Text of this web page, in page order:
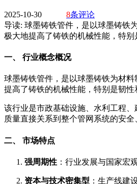
2025-10-30 8条评论
导读: 球墨铸铁管件，是以球墨铸铁
极大地提高了铸铁的机械性能，特别
一、 行业概念概况
球墨铸铁管件，是以球墨铸铁为材
提高了铸铁的机械性能，特别是韧性
该行业是市政基础设施、水利工程
质量直接关系到整个管网系统的安全
二、 市场特点
强周期性 ：行业发展与国家宏
资本与技术密集型 ：生产线建